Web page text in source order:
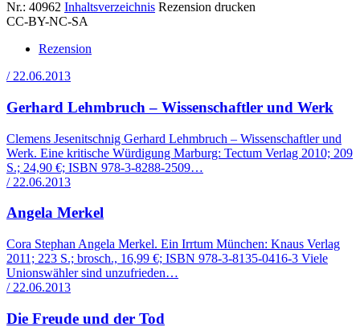
Nr.: 40962 Inhaltsverzeichnis Rezension drucken
CC-BY-NC-SA
Rezension
/ 22.06.2013
Gerhard Lehmbruch – Wissenschaftler und Werk
Clemens Jesenitschnig Gerhard Lehmbruch – Wissenschaftler und
Werk. Eine kritische Würdigung Marburg: Tectum Verlag 2010; 209
S.; 24,90 €; ISBN 978-3-8288-2509…
/ 22.06.2013
Angela Merkel
Cora Stephan Angela Merkel. Ein Irrtum München: Knaus Verlag
2011; 223 S.; brosch., 16,99 €; ISBN 978-3-8135-0416-3 Viele
Unionswähler sind unzufrieden…
/ 22.06.2013
Die Freude und der Tod